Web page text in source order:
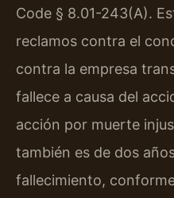
Code § 8.01-243(A).
reclamos contra el
contra la empresa
fallece a causa del
acción por muerte
también es de dos
fallecimiento,